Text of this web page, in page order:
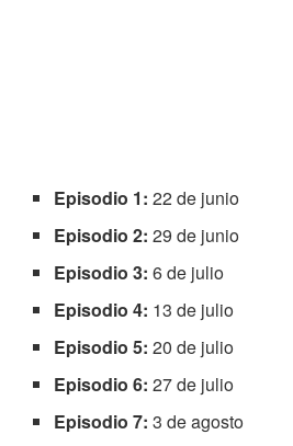
Episodio 1:22 de junio
Episodio 2:29 de junio
Episodio 3:6 de julio
Episodio 4: 13 de julio
Episodio 5:20 de julio
Episodio 6:27 de julio
Episodio 7:3 de agosto